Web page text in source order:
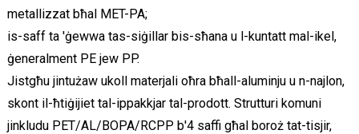
metallizzat bħal MET-PA;
is-saff ta 'ġewwa tas-siġillar bis-sħana u l-kuntatt mal-ikel,
ġeneralment PE jew PP.
Jistgħu jintużaw ukoll materjali oħra bħall-aluminju u n-najlon,
skont il-ħtiġijiet tal-ippakkjar tal-prodott. Strutturi komuni
jinkludu PET/AL/BOPA/RCPP b'4 saffi għal boroż tat-tisjir,